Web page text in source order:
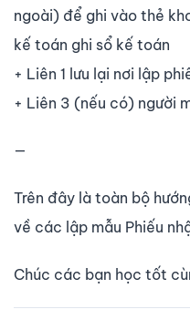
ngoài) để ghi vào thẻ
kế toán ghi sổ kế toán
+ Liên 1 lưu lại nơi lập
+ Liên 3 (nếu có) người
—
Trên đây là toàn bộ
về các lập mẫu Phiếu
Chúc các bạn học tốt